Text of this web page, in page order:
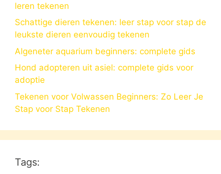
leren tekenen
Schattige dieren tekenen: leer stap voor stap de
leukste dieren eenvoudig tekenen
Algeneter aquarium beginners: complete gids
Hond adopteren uit asiel: complete gids voor
adoptie
Tekenen voor Volwassen Beginners: Zo Leer Je
Stap voor Stap Tekenen
Tags: